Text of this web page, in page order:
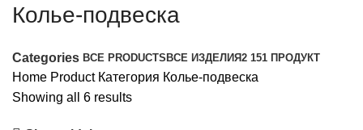
Колье-подвеска
Categories ВСЕ PRODUCTS ВСЕ ИЗДЕЛИЯ2 151 ПРОДУКТ
Home Product Категория Колье-подвеска
Showing all 6 results